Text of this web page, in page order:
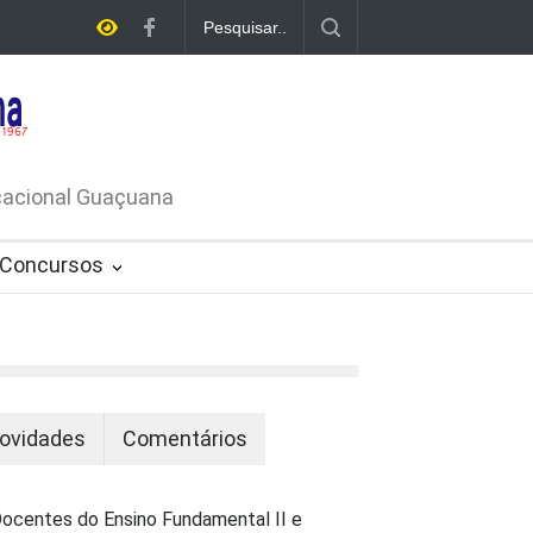
Nº
Guaçuana
Concursos
Comentários
do Ensino Fundamental II e